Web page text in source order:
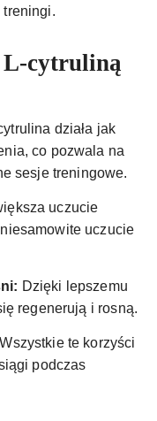
treningi.
L-cytruliną
działa jak
co pozwala na
sesje treningowe.
uczucie
uczucie
Dzięki lepszemu
regenerują i rosną.
Wszystkie te korzyści
podczas